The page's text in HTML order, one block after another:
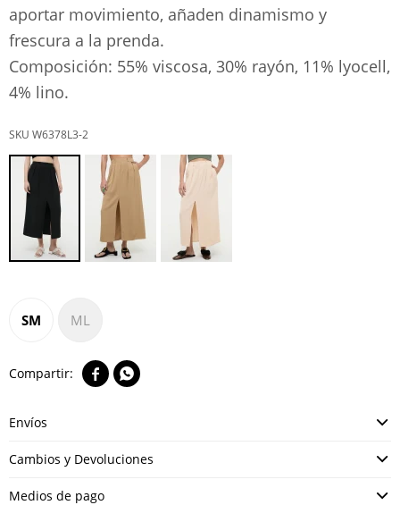
aportar movimiento, añaden dinamismo y
frescura a la prenda.
Composición: 55% viscosa, 30% rayón, 11% lyocell,
4% lino.
W6378L3-2
SM ML
 
Envíos
Cambios y Devoluciones
Medios de pago